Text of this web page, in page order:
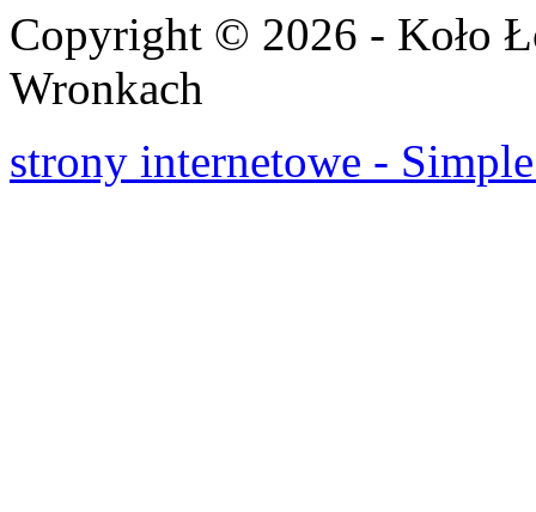
Copyright © 2026 - Koło
Wronkach
strony internetowe -